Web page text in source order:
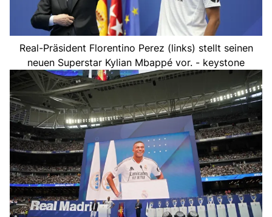
Real-Präsident Florentino Perez (links) stellt seinen
neuen Superstar Kylian Mbappé vor. - keystone